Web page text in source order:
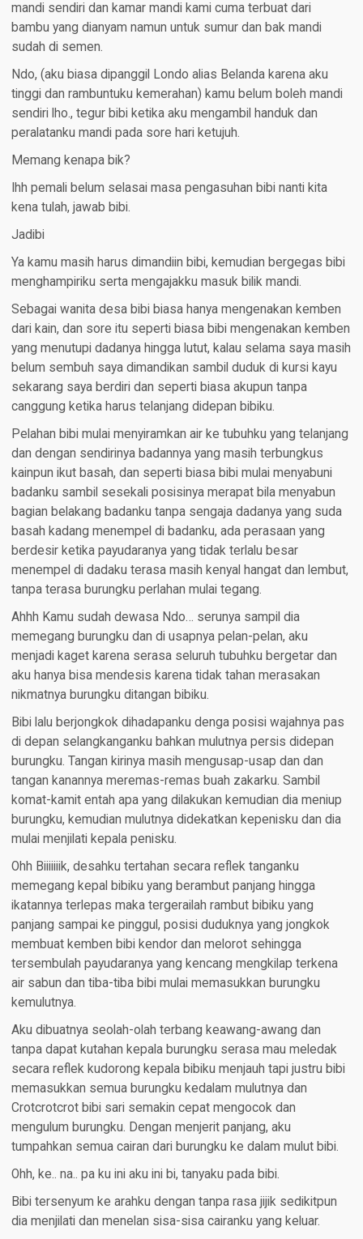
mandi sendiri dan kamar mandi kami cuma terbuat dari
bambu yang dianyam namun untuk sumur dan bak mandi
sudah di semen.
Ndo, (aku biasa dipanggil Londo alias Belanda karena aku
tinggi dan rambuntuku kemerahan) kamu belum boleh mandi
sendiri lho., tegur bibi ketika aku mengambil handuk dan
peralatanku mandi pada sore hari ketujuh.
Memang kenapa bik?
Ihh pemali belum selasai masa pengasuhan bibi nanti kita
kena tulah, jawab bibi.
Jadibi
Ya kamu masih harus dimandiin bibi, kemudian bergegas bibi
menghampiriku serta mengajakku masuk bilik mandi.
Sebagai wanita desa bibi biasa hanya mengenakan kemben
dari kain, dan sore itu seperti biasa bibi mengenakan kemben
yang menutupi dadanya hingga lutut, kalau selama saya masih
belum sembuh saya dimandikan sambil duduk di kursi kayu
sekarang saya berdiri dan seperti biasa akupun tanpa
canggung ketika harus telanjang didepan bibiku.
Pelahan bibi mulai menyiramkan air ke tubuhku yang telanjang
dan dengan sendirinya badannya yang masih terbungkus
kainpun ikut basah, dan seperti biasa bibi mulai menyabuni
badanku sambil sesekali posisinya merapat bila menyabun
bagian belakang badanku tanpa sengaja dadanya yang suda
basah kadang menempel di badanku, ada perasaan yang
berdesir ketika payudaranya yang tidak terlalu besar
menempel di dadaku terasa masih kenyal hangat dan lembut,
tanpa terasa burungku perlahan mulai tegang.
Ahhh Kamu sudah dewasa Ndo… serunya sampil dia
memegang burungku dan di usapnya pelan-pelan, aku
menjadi kaget karena serasa seluruh tubuhku bergetar dan
aku hanya bisa mendesis karena tidak tahan merasakan
nikmatnya burungku ditangan bibiku.
Bibi lalu berjongkok dihadapanku denga posisi wajahnya pas
di depan selangkanganku bahkan mulutnya persis didepan
burungku. Tangan kirinya masih mengusap-usap dan dan
tangan kanannya meremas-remas buah zakarku. Sambil
komat-kamit entah apa yang dilakukan kemudian dia meniup
burungku, kemudian mulutnya didekatkan kepenisku dan dia
mulai menjilati kepala penisku.
Ohh Biiiiiiik, desahku tertahan secara reflek tanganku
memegang kepal bibiku yang berambut panjang hingga
ikatannya terlepas maka tergerailah rambut bibiku yang
panjang sampai ke pinggul, posisi duduknya yang jongkok
membuat kemben bibi kendor dan melorot sehingga
tersembulah payudaranya yang kencang mengkilap terkena
air sabun dan tiba-tiba bibi mulai memasukkan burungku
kemulutnya.
Aku dibuatnya seolah-olah terbang keawang-awang dan
tanpa dapat kutahan kepala burungku serasa mau meledak
secara reflek kudorong kepala bibiku menjauh tapi justru bibi
memasukkan semua burungku kedalam mulutnya dan
Crotcrotcrot bibi sari semakin cepat mengocok dan
mengulum burungku. Dengan menjerit panjang, aku
tumpahkan semua cairan dari burungku ke dalam mulut bibi.
Ohh, ke.. na.. pa ku ini aku ini bi, tanyaku pada bibi.
Bibi tersenyum ke arahku dengan tanpa rasa jijik sedikitpun
dia menjilati dan menelan sisa-sisa cairanku yang keluar.